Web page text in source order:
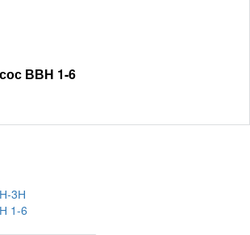
ВВН 1-6
3Н
1-6